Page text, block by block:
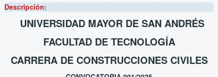
Descripción:
UNIVERSIDAD MAYOR DE SAN ANDRÉS
FACULTAD DE TECNOLOGÍA
CARRERA DE CONSTRUCCIONES CIVILES